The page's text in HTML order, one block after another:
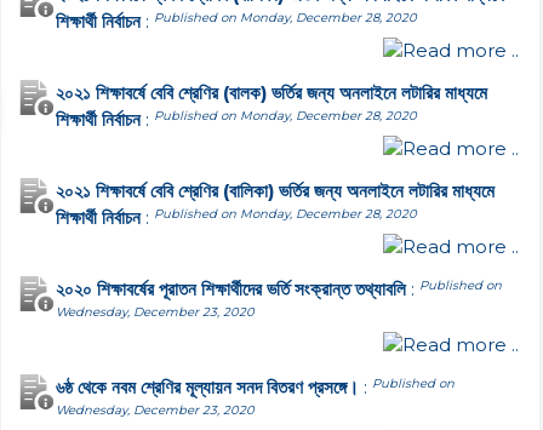
শিক্ষার্থী নির্বাচন: Published on Monday, December 28, 2020
Read more ..
২০২১ শিক্ষাবর্ষে বেবি শ্রেণির (বালক) ভর্তির জন্য অনলাইনে লটারির মাধ্যমে
শিক্ষার্থী নির্বাচন: Published on Monday, December 28, 2020
Read more ..
২০২১ শিক্ষাবর্ষে বেবি শ্রেণির (বালিকা) ভর্তির জন্য অনলাইনে লটারির মাধ্যমে
শিক্ষার্থী নির্বাচন: Published on Monday, December 28, 2020
Read more ..
২০২০ শিক্ষাবর্ষের পূরাতন শিক্ষার্থীদের ভর্তি সংক্রান্ত তথ্যাবলি: Published on
Wednesday, December 23, 2020
Read more ..
৬ষ্ঠ থেকে নবম শ্রেণির মূল্যায়ন সনদ বিতরণ প্রসঙ্গে। : Published on
Wednesday, December 23, 2020